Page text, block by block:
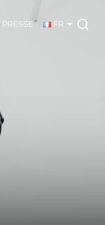
PRESSE FR